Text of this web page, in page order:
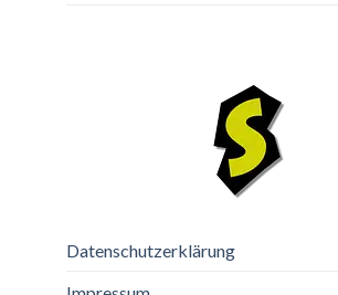
Datenschutzerklärung